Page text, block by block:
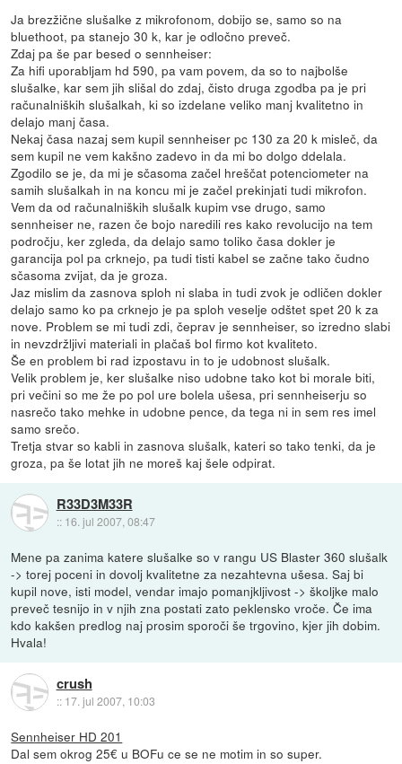
Ja brezžične slušalke z mikrofonom, dobijo se, samo so na
bluethoot, pa stanejo 30 k, kar je odločno preveč.
Zdaj pa še par besed o sennheiser:
Za hifi uporabljam hd 590, pa vam povem, da so to najbolše
slušalke, kar sem jih slišal do zdaj, čisto druga zgodba pa je pri
računalniških slušalkah, ki so izdelane veliko manj kvalitetno in
delajo manj časa.
Nekaj časa nazaj sem kupil sennheiser pc 130 za 20 k misleč, da
sem kupil ne vem kakšno zadevo in da mi bo dolgo ddelala.
Zgodilo se je, da mi je sčasoma začel hreščat potenciometer na
samih slušalkah in na koncu mi je začel prekinjati tudi mikrofon.
Vem da od računalniških slušalk kupim vse drugo, samo
sennheiser ne, razen če bojo naredili res kako revolucijo na tem
področju, ker zgleda, da delajo samo toliko časa dokler je
garancija pol pa crknejo, pa tudi tisti kabel se začne tako čudno
sčasoma zvijat, da je groza.
Jaz mislim da zasnova sploh ni slaba in tudi zvok je odličen dokler
delajo samo ko pa crknejo je pa sploh veselje odštet spet 20 k za
nove. Problem se mi tudi zdi, čeprav je sennheiser, so izredno slabi
in nevzdržljivi materiali in plačaš bol firmo kot kvaliteto.
Še en problem bi rad izpostavu in to je udobnost slušalk.
Velik problem je, ker slušalke niso udobne tako kot bi morale biti,
pri večini so me že po pol ure bolela ušesa, pri sennheiserju so
nasrečo tako mehke in udobne pence, da tega ni in sem res imel
samo srečo.
Tretja stvar so kabli in zasnova slušalk, kateri so tako tenki, da je
groza, pa še lotat jih ne moreš kaj šele odpirat.
R33D3M33R
:: 16. jul 2007, 08:47
Mene pa zanima katere slušalke so v rangu US Blaster 360 slušalk
-> torej poceni in dovolj kvalitetne za nezahtevna ušesa. Saj bi
kupil nove, isti model, vendar imajo pomanjkljivost -> školjke malo
preveč tesnijo in v njih zna postati zato peklensko vroče. Če ima
kdo kakšen predlog naj prosim sporoči še trgovino, kjer jih dobim.
Hvala!
crush
:: 17. jul 2007, 10:03
Sennheiser HD 201
Dal sem okrog 25€ u BOFu ce se ne motim in so super.